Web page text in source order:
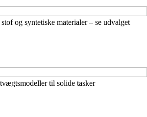
og syntetiske materialer – se udvalget
til solide tasker